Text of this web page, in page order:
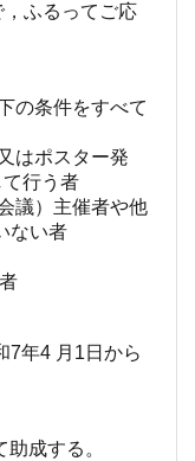
ふるってご応
の条件をすべて
はポスター発
行う者
議）主催者や他
ない者
7年4 月1日から
成する。